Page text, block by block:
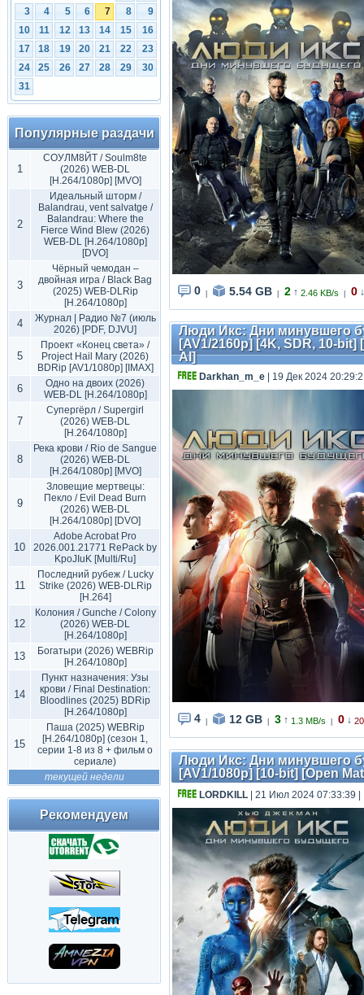
3
4 5 6 7 8
9
10
11 12 13 14 15
16
17
18 19 20 21 22
23
24
25 26 27 28 29
30
31
Популярные раздачи
1
СОУЛМ8ЙТ / Soulm8te
(2026) WEB-DL
[H.264/1080p] [MVO]
2
Идеальный шторм /
Balandrau, vent salvatge /
Balandrau: Where the
Fierce Wind Blew (2026)
WEB-DL [H.264/1080p]
[DVO]
3
Чёрный чемодан –
двойная игра / Black Bag
(2025) WEB-DLRip
[H.264/1080p]
4
Журнал | Радио №7 (июль
2026) [PDF, DJVU]
5
Проект «Конец света» /
Project Hail Mary (2026)
BDRip [AV1/1080p] [IMAX]
6
Одно на двоих (2026)
WEB-DL [H.264/1080p]
7
Супергёрл / Supergirl
(2026) WEB-DL
[H.264/1080p]
8
Река крови / Rio de Sangue
(2026) WEB-DL
[H.264/1080p] [MVO]
9
Зловещие мертвецы:
Пекло / Evil Dead Burn
(2026) WEB-DL
[H.264/1080p] [DVO]
10
Adobe Acrobat Pro
2026.001.21771 RePack by
KpoJIuK [Multi/Ru]
11
Последний рубеж / Lucky
Strike (2026) WEB-DLRip
[H.264]
12
Колония / Gunche / Colony
(2026) WEB-DL
[H.264/1080p]
13
Богатыри (2026) WEBRip
[H.264/1080p]
14
Пункт назначения: Узы
крови / Final Destination:
Bloodlines (2025) BDRip
[H.264/1080p]
15
Паша (2025) WEBRip
[H.264/1080p] (сезон 1,
серии 1-8 из 8 + фильм о
сериале)
текущей недели
Рекомендуем
0 5.54 GB 2 ↑ 2.46 KB/s 0 ↓
Люди Икс: Дни минувшего
[AV1/2160p] [4K, SDR, 10-
AI]
Darkhan_m_e | 19 Дек 2024
4 12 GB 3 ↑ 1.3 MB/s 0 ↓
Люди Икс: Дни минувшего
[AV1/1080p] [10-bit] [Open
LORDKILL | 21 Июл 2024 07:33:39